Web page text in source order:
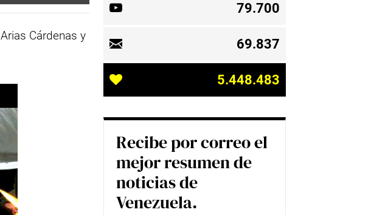
Cárdenas y
79.700
69.837
5.448.483
Recibe por correo el
mejor resumen de
noticias de
Venezuela.